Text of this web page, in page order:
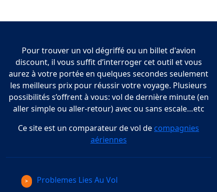
Pour trouver un vol dégriffé ou un billet d'avion
discount, il vous suffit d’interroger cet outil et vous
aurez à votre portée en quelques secondes seulement
les meilleurs prix pour réussir votre voyage. Plusieurs
possibilités s’offrent à vous: vol de dernière minute (en
aller simple ou aller-retour) avec ou sans escale…etc
Ce site est un comparateur de vol de compagnies
aériennes
Problemes Lies Au Vol